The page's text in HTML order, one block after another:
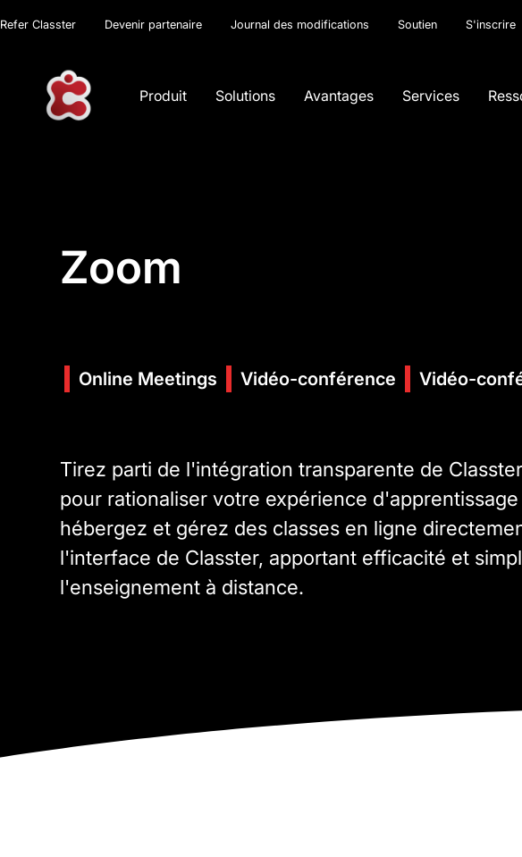
Refer Classter Devenir partenaire Journal des modifications Soutien S'inscrire
Produit Solutions Avantages Services
Zoom
Online Meetings Vidéo-conférence Vidéo-
Tirez parti de l'intégration transparente de
pour rationaliser votre expérience
hébergez et gérez des classes en ligne
l'interface de Classter, apportant efficacité et
l'enseignement à distance.